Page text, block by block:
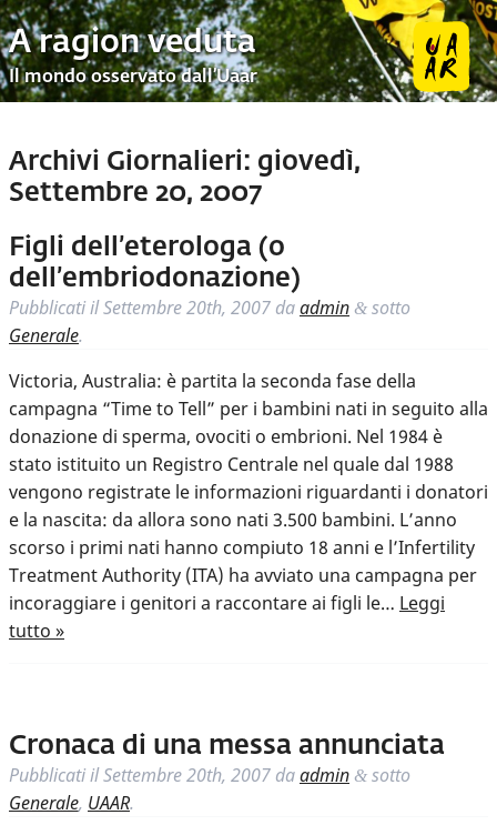
A ragion veduta
Il mondo osservato dall’Uaar
Archivi Giornalieri: giovedì,
Settembre 20, 2007
Figli dell’eterologa (o
dell’embriodonazione)
Pubblicati ilSettembre 20th, 2007 daadmin & sotto
Generale.
Victoria, Australia: è partita la seconda fase della
campagna “Time to Tell” per i bambini nati in seguito alla
donazione di sperma, ovociti o embrioni. Nel 1984 è
stato istituito un Registro Centrale nel quale dal 1988
vengono registrate le informazioni riguardanti i donatori
e la nascita: da allora sono nati 3.500 bambini. L’anno
scorso i primi nati hanno compiuto 18 anni e l’Infertility
Treatment Authority (ITA) ha avviato una campagna per
incoraggiare i genitori a raccontare ai figli le… Leggi
tutto »
Cronaca di una messa annunciata
Pubblicati ilSettembre 20th, 2007 daadmin & sotto
Generale, UAAR.